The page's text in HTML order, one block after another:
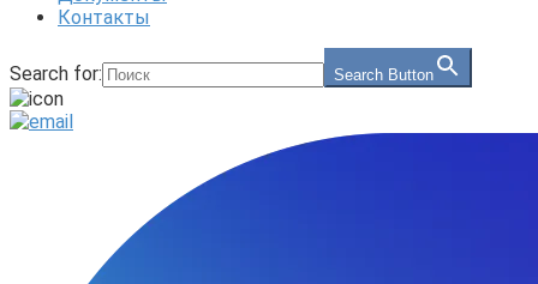
Контакты
Search for: Search Button